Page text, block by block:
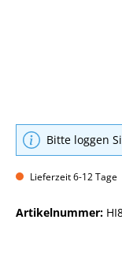
Bitte loggen
Lieferzeit 6-12 Tage
Artikelnummer: